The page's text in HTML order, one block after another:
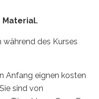
Material.
des Kurses
Anfang eignen kosten
sind von